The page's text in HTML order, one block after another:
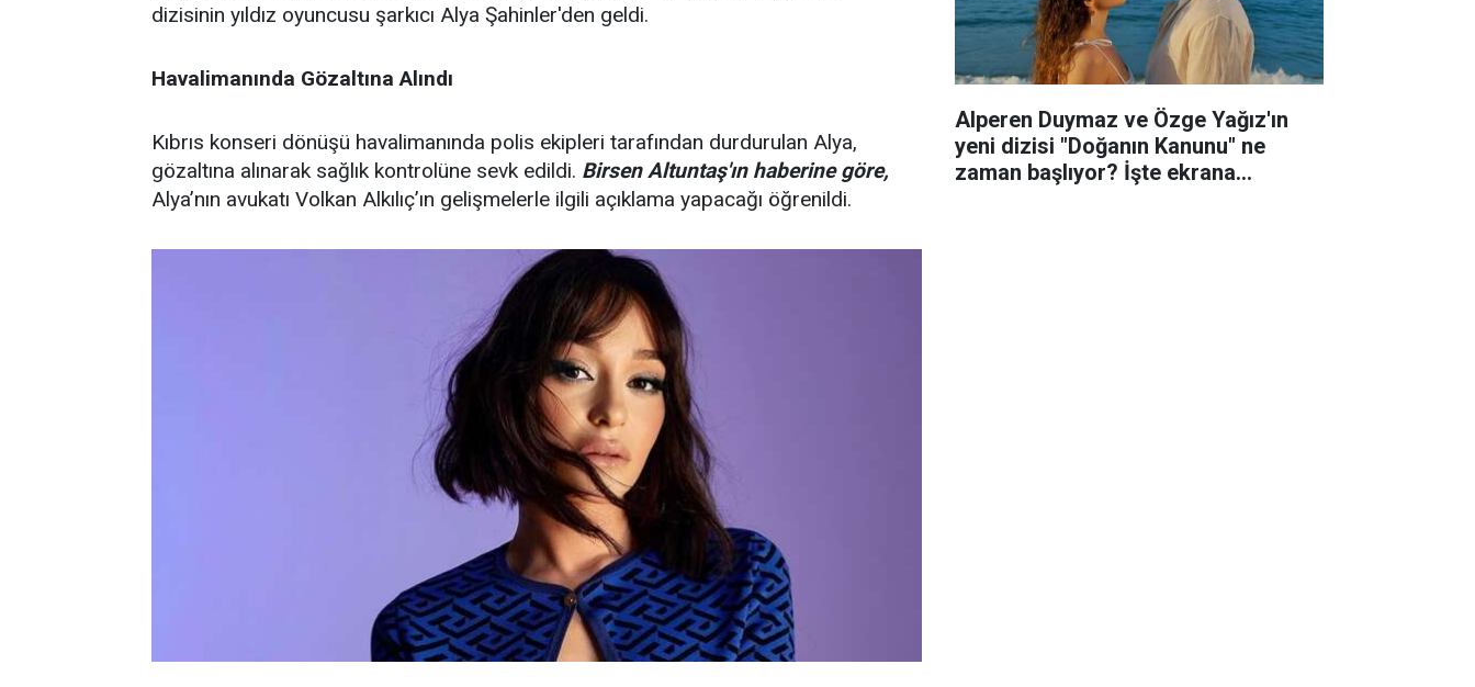
dizisinin yıldız oyuncusu şarkıcı Alya Şahinler'den geldi.
Havalimanında Gözaltına Alındı
Kıbrıs konseri dönüşü havalimanında polis ekipleri tarafından durdurulan Alya,
gözaltına alınarak sağlık kontrolüne sevk edildi. Birsen Altuntaş'ın haberine göre,
Alya’nın avukatı Volkan Alkılıç’ın gelişmelerle ilgili açıklama yapacağı öğrenildi.
Alperen Duymaz ve Özge Yağız'ın
yeni dizisi "Doğanın Kanunu" ne
zaman başlıyor? İşte ekrana